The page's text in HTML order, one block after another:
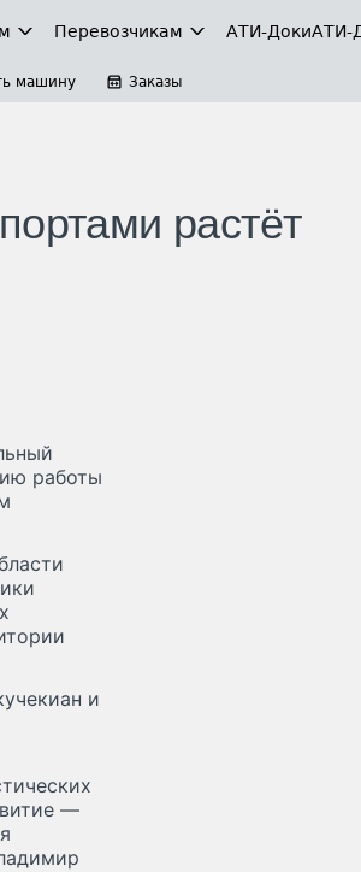
Перевозчикам АТИ-ДокиАТИ-
машину Заказы
растёт
работы
и
—